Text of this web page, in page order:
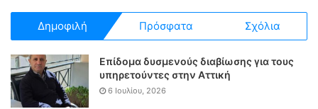
Δημοφιλή Πρόσφατα Σχόλια
Επίδομα δυσμενούς διαβίωσης για τους
υπηρετούντες στην Αττική
6 Ιουλίου, 2026